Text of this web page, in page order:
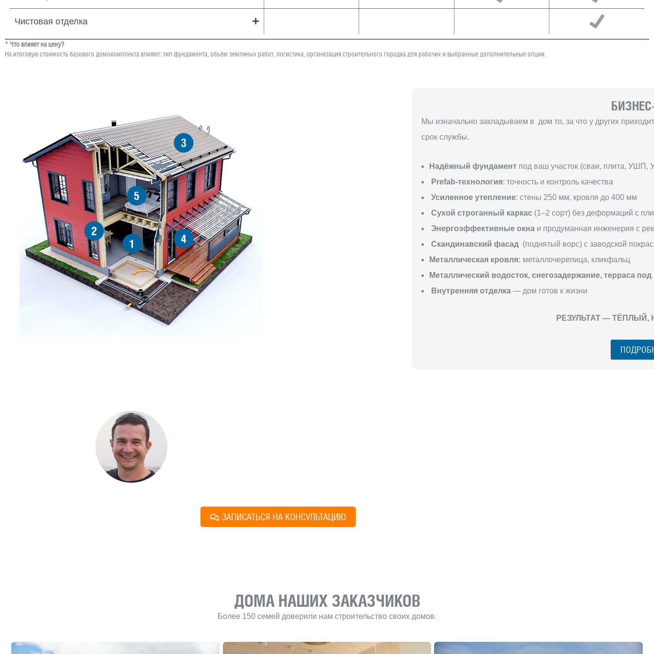
Чистовая отделка
* Что влияет на цену?
На итоговую стоимость базового домокомплекта влияют: тип фундамента, объём земляных работ, логистика, организация строительного городка для рабочих и выбранные дополнительные опции.
1
2
3
4
5
Мы изначально закладываем в дом то, за что у других
срок службы.
Надёжный фундамент под ваш участок (сваи, плита, УШП,
Prefab-технология: точность и контроль качества
Усиленное утепление: стены 250 мм, кровля до 400 мм
Сухой строганный каркас (1–2 сорт) без деформаций с
Энергоэффективные окна и продуманная инженерия с
Скандинавский фасад (поднятый ворс) с заводской
Металлическая кровля: металлочерепица, кликфальц
Металлический водосток, снегозадержание, терраса
Внутренняя отделка — дом готов к жизни
РЕЗУЛЬТАТ —
ЗАПИСАТЬСЯ НА КОНСУЛЬТАЦИЮ
ДОМА НАШИХ ЗАКАЗЧИКОВ
Более 150 семей доверили нам строительство своих домов.